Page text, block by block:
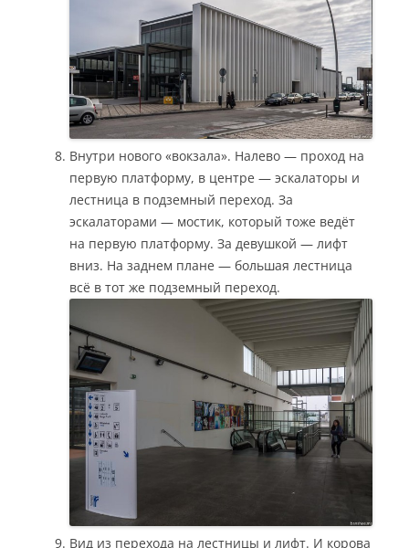
Внутри нового «вокзала». Налево — проход на
первую платформу, в центре — эскалаторы и
лестница в подземный переход. За
эскалаторами — мостик, который тоже ведёт
на первую платформу. За девушкой — лифт
вниз. На заднем плане — большая лестница
всё в тот же подземный переход.
Вид из перехода на лестницы и лифт. И корова